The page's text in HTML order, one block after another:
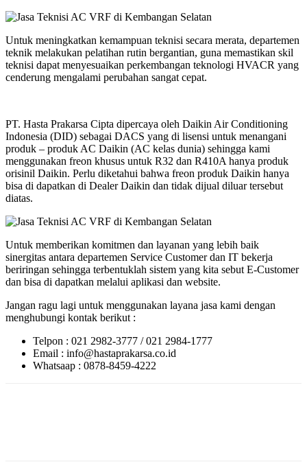
Untuk meningkatkan kemampuan teknisi secara merata, departemen
teknik melakukan pelatihan rutin bergantian, guna memastikan skil
teknisi dapat menyesuaikan perkembangan teknologi HVACR yang
cenderung mengalami perubahan sangat cepat.
PT. Hasta Prakarsa Cipta dipercaya oleh Daikin Air Conditioning
Indonesia (DID) sebagai DACS yang di lisensi untuk menangani
produk – produk AC Daikin (AC kelas dunia) sehingga kami
menggunakan freon khusus untuk R32 dan R410A hanya produk
orisinil Daikin. Perlu diketahui bahwa freon produk Daikin hanya
bisa di dapatkan di Dealer Daikin dan tidak dijual diluar tersebut
diatas.
Untuk memberikan komitmen dan layanan yang lebih baik
sinergitas antara departemen Service Customer dan IT bekerja
beriringan sehingga terbentuklah sistem yang kita sebut E-Customer
dan bisa di dapatkan melalui aplikasi dan website.
Jangan ragu lagi untuk menggunakan layana jasa kami dengan
menghubungi kontak berikut :
Telpon : 021 2982-3777 / 021 2984-1777
Email : info@hastaprakarsa.co.id
Whatsaap : 0878-8459-4222